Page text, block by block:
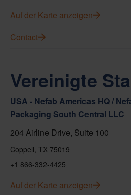
Auf der Karte anzeigen
Contact
Vereinigte
USA - Nefab Americas HQ /
Packaging South Central LLC
204 Airline Drive, Suite 100
Coppell, TX 75019
+1 866-332-4425
Auf der Karte anzeigen